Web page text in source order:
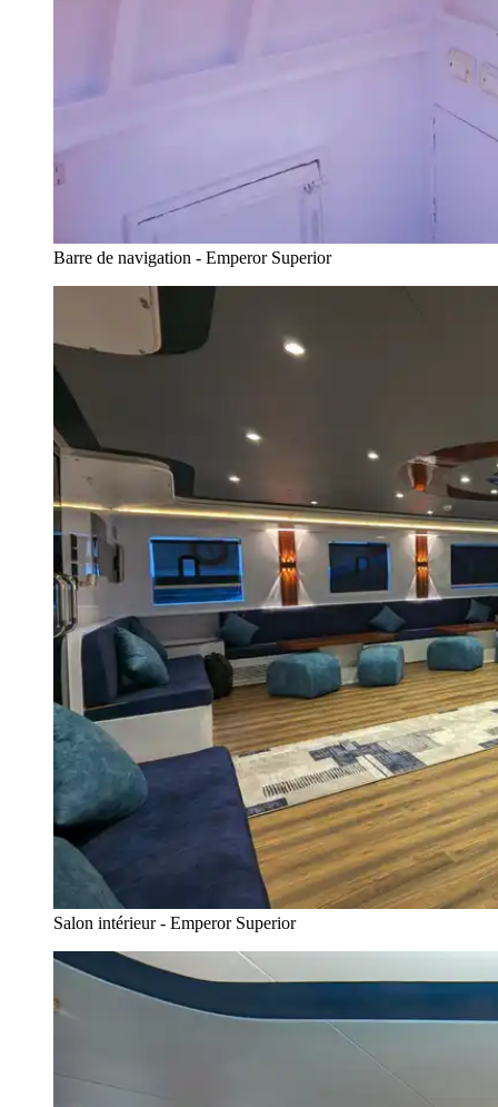
Barre de navigation - Emperor Superior
Salon intérieur - Emperor Superior